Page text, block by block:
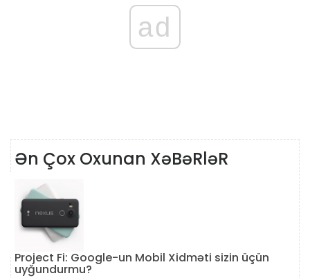
ad
Ən Çox Oxunan XəBəRləR
Project Fi: Google-un Mobil Xidməti sizin üçün
uyğundurmu?